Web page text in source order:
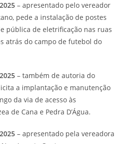
– apresentado pelo vereador
pede a instalação de postes
pública de eletrificação nas ruas
atrás do campo de futebol do
– também de autoria do
a implantação e manutenção
da via de acesso às
de Cana e Pedra D’Água.
– apresentado pela vereadora